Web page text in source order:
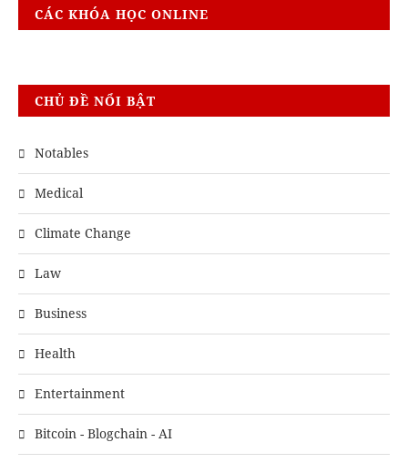
CÁC KHÓA HỌC ONLINE
CHỦ ĐỀ NỔI BẬT
Notables
Medical
Climate Change
Law
Business
Health
Entertainment
Bitcoin - Blogchain - AI